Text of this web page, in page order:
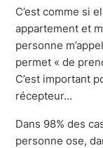
C’est comme si
appartement et
personne
permet « de
C’est important
récepteur…
Dans 98% des
personne ose,